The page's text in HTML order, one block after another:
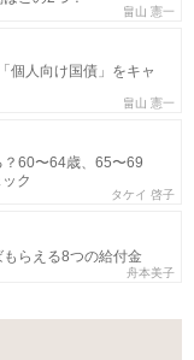
畠山 憲一
個人向け国債」をキャ
畠山 憲一
60〜64歳、65〜69
ク
タケイ 啓子
もらえる8つの給付金
舟本美子